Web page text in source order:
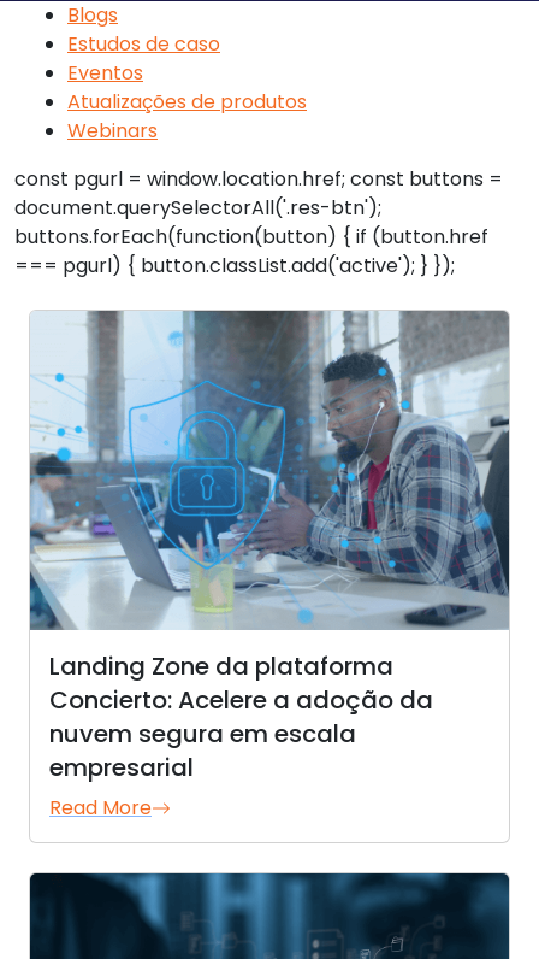
Blogs
Estudos de caso
Eventos
Atualizações de produtos
Webinars
const pgurl = window.location.href; const buttons =
document.querySelectorAll('.res-btn');
buttons.forEach(function(button) { if (button.href
=== pgurl) { button.classList.add('active'); } });
Landing Zone da plataforma
Concierto: Acelere a adoção da
nuvem segura em escala
empresarial
Read More